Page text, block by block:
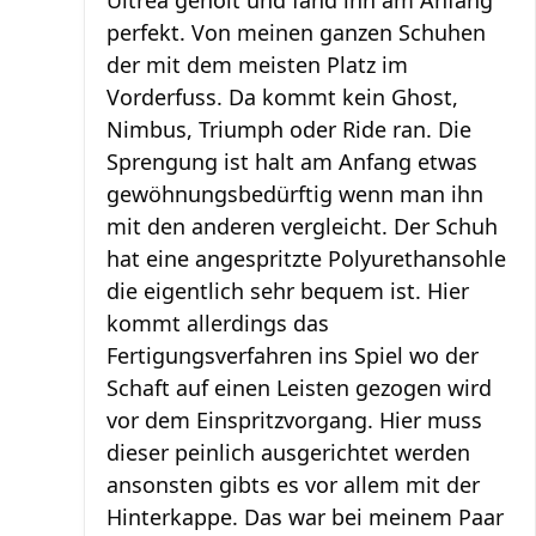
perfekt. Von meinen ganzen Schuhen
der mit dem meisten Platz im
Vorderfuss. Da kommt kein Ghost,
Nimbus, Triumph oder Ride ran. Die
Sprengung ist halt am Anfang etwas
gewöhnungsbedürftig wenn man ihn
mit den anderen vergleicht. Der Schuh
hat eine angespritzte Polyurethansohle
die eigentlich sehr bequem ist. Hier
kommt allerdings das
Fertigungsverfahren ins Spiel wo der
Schaft auf einen Leisten gezogen wird
vor dem Einspritzvorgang. Hier muss
dieser peinlich ausgerichtet werden
ansonsten gibts es vor allem mit der
Hinterkappe. Das war bei meinem Paar